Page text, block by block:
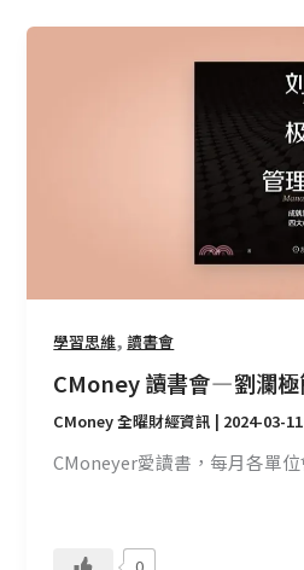
學習思維,讀書會
CMoney 讀書會 — 劉瀾
CMoney 全曜財經資訊 | 2024-03-11
CMoneyer愛讀書，每月各單
管
理
學